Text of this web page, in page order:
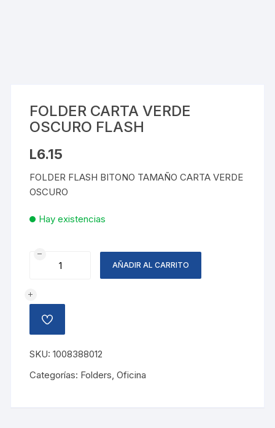
FOLDER CARTA VERDE
OSCURO FLASH
L6.15
FOLDER FLASH BITONO TAMAÑO CARTA VERDE
OSCURO
Hay existencias
FOLDER
OSCURO
FLASH
cantidad
AÑADIR AL CARRITO
AÑADIR
A
LISTA
DE
DESEOS
SKU:1008388012
Categorías: Folders,Oficina